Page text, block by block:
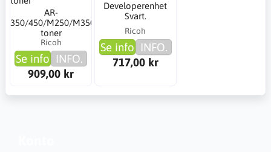
AR-
350/450/M250/M350
toner
Ricoh
Se info INFO.
909,00 kr
Developerenhet
Svart.
Ricoh
Se info INFO.
717,00 kr